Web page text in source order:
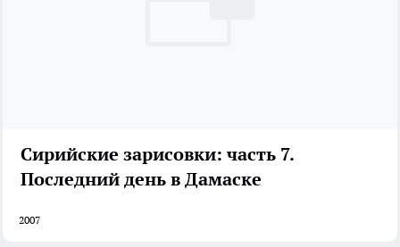
Сирийские зарисовки: часть 7.
Последний день в Дамаске
2007